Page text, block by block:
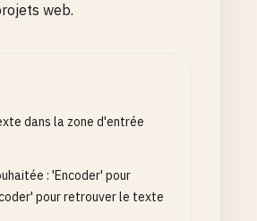
web.
dans la zone d'entrée
: 'Encoder' pour
pour retrouver le texte